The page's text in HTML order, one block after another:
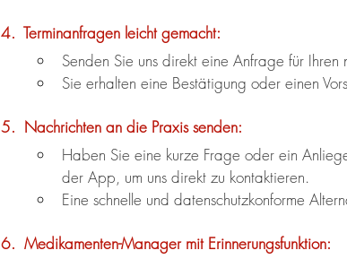
4.  Terminanfragen leicht gemacht:
Senden Sie uns direkt eine Anfrage für
Sie erhalten eine Bestätigung oder einen
5.  Nachrichten an die Praxis senden:
Haben Sie eine kurze Frage oder ein
der App, um uns direkt zu kontaktieren.
Eine schnelle und datenschutzkonforme
6.  Medikamenten-Manager mit Erinnerungsfunktion: